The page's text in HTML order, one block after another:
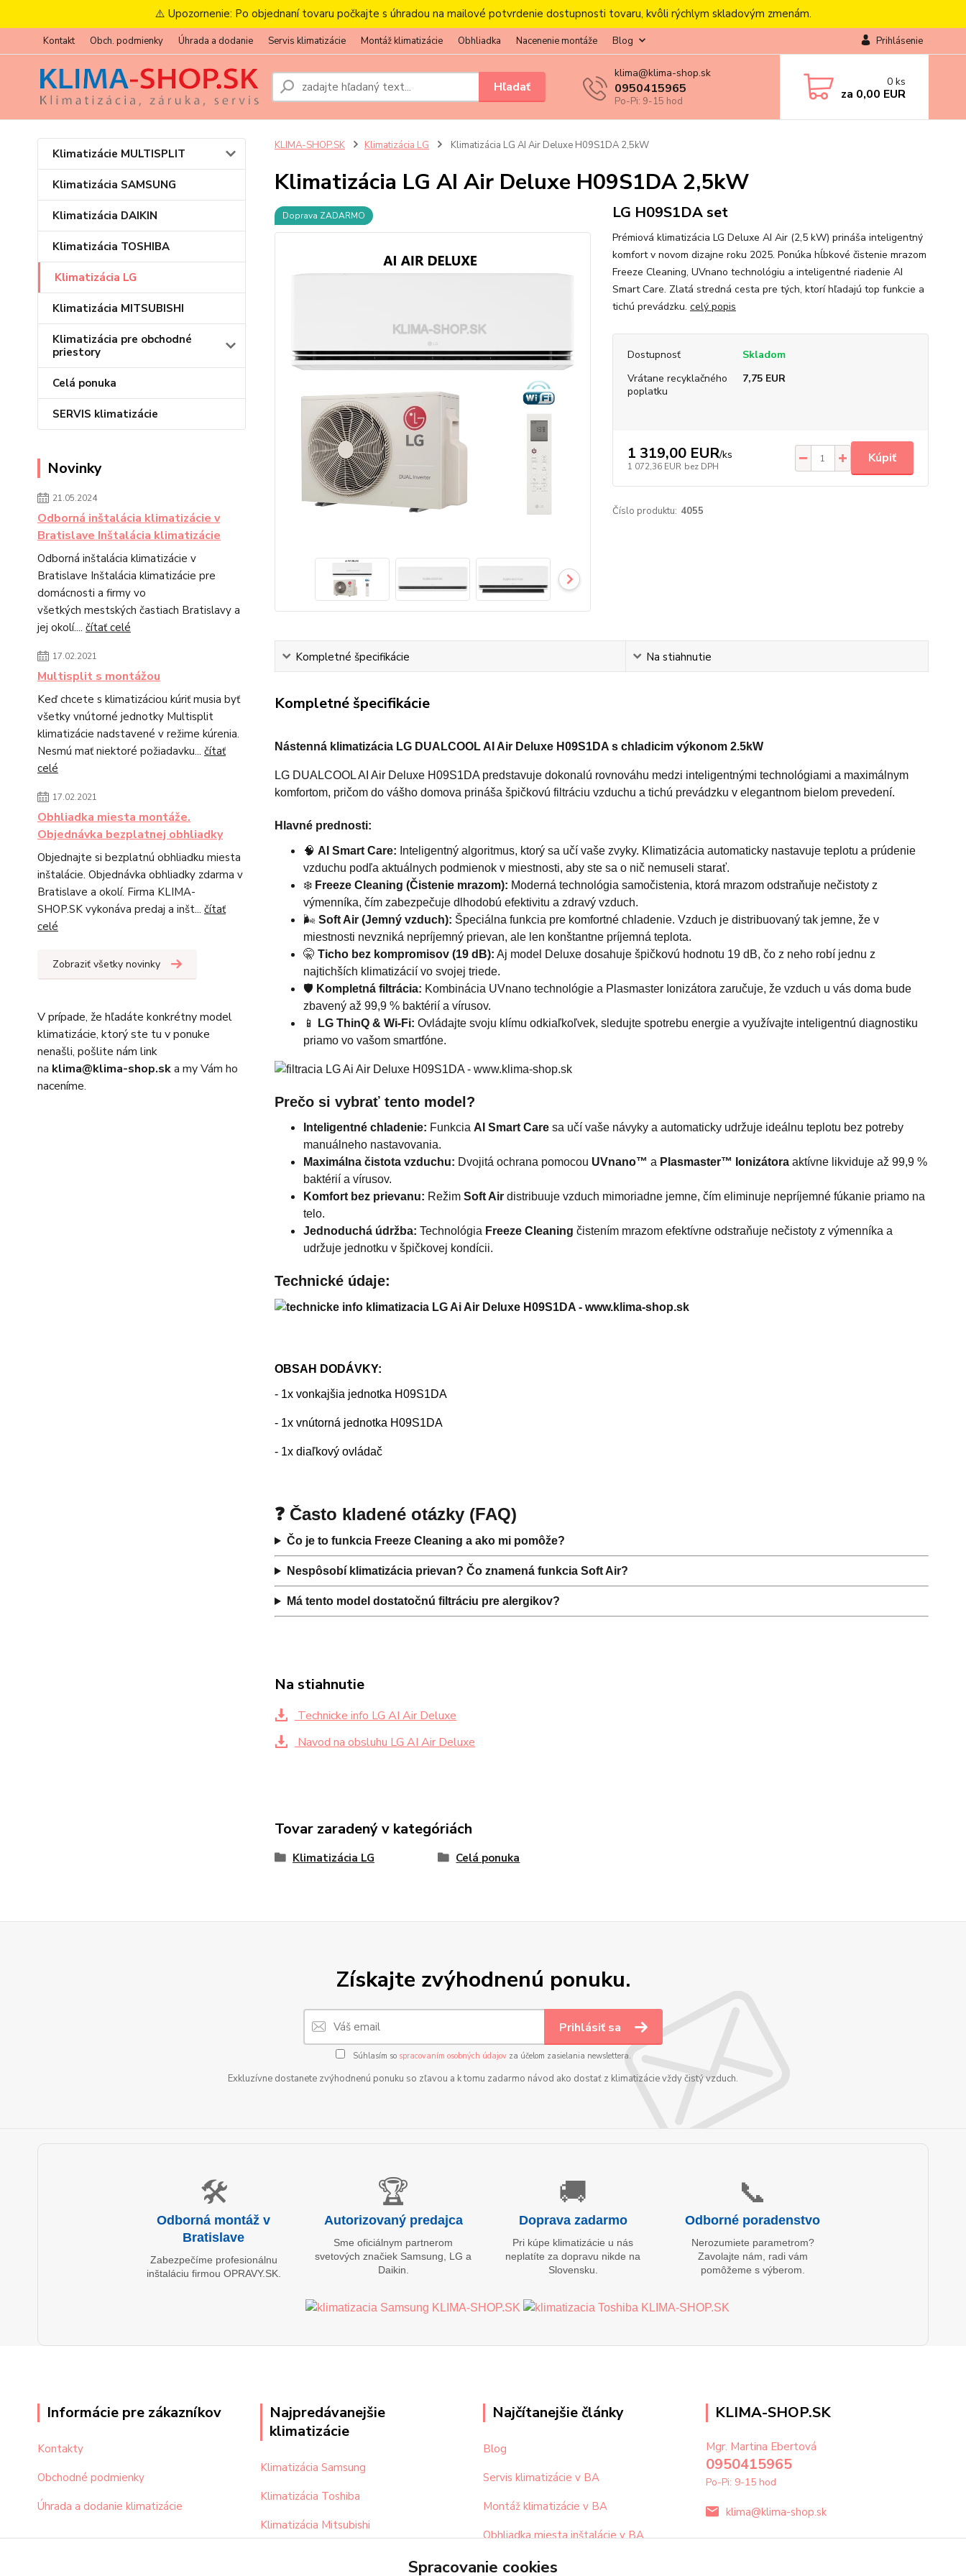
⚠️ Upozornenie: Po objednaní tovaru počkajte s úhradou na mailové potvrdenie dostupnosti tovaru, kvôli rýchlym skladovým zmenám.
Kontakt Obch. podmienky Úhrada a dodanie Servis klimatizácie Montáž klimatizácie Obhliadka Nacenenie montáže Blog Prihlásenie
Hľadať
klima@klima-shop.sk
0950415965
Po-Pi: 9-15 hod
0 ks
za 0,00 EUR
Klimatizácie MULTISPLIT
Klimatizácia SAMSUNG
Klimatizácia DAIKIN
Klimatizácia TOSHIBA
Klimatizácia LG
Klimatizácia MITSUBISHI
Klimatizácia pre obchodné
priestory
Celá ponuka
SERVIS klimatizácie
Novinky
21.05.2024
Odborná inštalácia klimatizácie v
Bratislave Inštalácia klimatizácie
Odborná inštalácia klimatizácie v
Bratislave Inštalácia klimatizácie pre
domácnosti a firmy vo
všetkých mestských častiach Bratislavy a
jej okolí.... čítať celé
17.02.2021
Multisplit s montážou
Keď chcete s klimatizáciou kúriť musia byť
všetky vnútorné jednotky Multisplit
klimatizácie nadstavené v režime kúrenia.
Nesmú mať niektoré požiadavku... čítať
celé
17.02.2021
Obhliadka miesta montáže.
Objednávka bezplatnej obhliadky
Objednajte si bezplatnú obhliadku miesta
inštalácie. Objednávka obhliadky zdarma v
Bratislave a okolí. Firma KLIMA-
SHOP.SK vykonáva predaj a inšt... čítať
celé
Zobraziť všetky novinky
V prípade, že hľadáte konkrétny model
klimatizácie, ktorý ste tu v ponuke
nenašli, pošlite nám link
na klima@klima-shop.ska my Vám ho
naceníme.
KLIMA-SHOP.SK Klimatizácia LG Klimatizácia LG AI Air Deluxe H09S1DA 2,5kW
Klimatizácia LG AI Air Deluxe H09S1DA 2,5kW
Doprava ZADARMO LG H09S1DA set
Prémiová klimatizácia LG Deluxe AI Air (2,5 kW) prináša inteligentný
komfort v novom dizajne roku 2025. Ponúka hĺbkové čistenie mrazom
Freeze Cleaning, UVnano technológiu a inteligentné riadenie AI
Smart Care. Zlatá stredná cesta pre tých, ktorí hľadajú top funkcie a
tichú prevádzku. celý popis
Dostupnosť
Skladom
Vrátane recyklačného
poplatku
7,75 EUR
1 319,00 EUR/ks
1 072,36 EUR bez DPH
Kúpiť
Číslo produktu: 4055
Kompletné špecifikácie Na stiahnutie
Kompletné špecifikácie
Nástenná klimatizácia LG DUALCOOL AI Air Deluxe H09S1DA s chladicim výkonom 2.5kW
LG DUALCOOL AI Air Deluxe H09S1DA predstavuje dokonalú rovnováhu medzi inteligentnými technológiami a maximálnym
komfortom, pričom do vášho domova prináša špičkovú filtráciu vzduchu a tichú prevádzku v elegantnom bielom prevedení.
Hlavné prednosti:
🧠 AI Smart Care: Inteligentný algoritmus, ktorý sa učí vaše zvyky. Klimatizácia automaticky nastavuje teplotu a prúdenie
vzduchu podľa aktuálnych podmienok v miestnosti, aby ste sa o nič nemuseli starať.
❄️ Freeze Cleaning (Čistenie mrazom): Moderná technológia samočistenia, ktorá mrazom odstraňuje nečistoty z
výmenníka, čím zabezpečuje dlhodobú efektivitu a zdravý vzduch.
🌬️ Soft Air (Jemný vzduch): Špeciálna funkcia pre komfortné chladenie. Vzduch je distribuovaný tak jemne, že v
miestnosti nevzniká nepríjemný prievan, ale len konštantne príjemná teplota.
🤫 Ticho bez kompromisov (19 dB): Aj model Deluxe dosahuje špičkovú hodnotu 19 dB, čo z neho robí jednu z
najtichších klimatizácií vo svojej triede.
🛡️ Kompletná filtrácia: Kombinácia UVnano technológie a Plasmaster Ionizátora zaručuje, že vzduch u vás doma bude
zbavený až 99,9 % baktérií a vírusov.
📱
LG ThinQ & Wi-Fi: Ovládajte svoju klímu odkiaľkoľvek, sledujte spotrebu energie a využívajte inteligentnú diagnostiku
priamo vo vašom smartfóne.
Prečo si vybrať tento model?
Inteligentné chladenie: Funkcia AI Smart Caresa učí vaše návyky a automaticky udržuje ideálnu teplotu bez potreby
manuálneho nastavovania.
Maximálna čistota vzduchu: Dvojitá ochrana pomocou UVnano™ a Plasmaster™ Ionizátoraaktívne likviduje až 99,9 %
baktérií a vírusov.
Komfort bez prievanu: Režim Soft Airdistribuuje vzduch mimoriadne jemne, čím eliminuje nepríjemné fúkanie priamo na
telo.
Jednoduchá údržba: Technológia Freeze Cleaning čistením mrazom efektívne odstraňuje nečistoty z výmenníka a
udržuje jednotku v špičkovej kondícii.
Technické údaje:
OBSAH DODÁVKY:
- 1x vonkajšia jednotka H09S1DA
- 1x vnútorná jednotka H09S1DA
- 1x diaľkový ovládač
❓ Často kladené otázky (FAQ)
Čo je to funkcia Freeze Cleaning a ako mi pomôže?
Nespôsobí klimatizácia prievan? Čo znamená funkcia Soft Air?
Má tento model dostatočnú filtráciu pre alergikov?
Na stiahnutie
Technicke info LG AI Air Deluxe
Navod na obsluhu LG AI Air Deluxe
Tovar zaradený v kategóriách
Klimatizácia LG Celá ponuka
Získajte zvýhodnenú ponuku.
Prihlásiť sa
Súhlasím so spracovaním osobných údajovza účelom zasielania newslettera.
Exkluzívne dostanete zvýhodnenú ponuku so zľavou a k tomu zadarmo návod ako dostať z klimatizácie vždy čistý vzduch.
🛠️
Odborná montáž v
Bratislave
Zabezpečíme profesionálnu
inštaláciu firmou OPRAVY.SK.
🏆
Autorizovaný predajca
Sme oficiálnym partnerom
svetových značiek Samsung, LG a
Daikin.
🚚
Doprava zadarmo
Pri kúpe klimatizácie u nás
neplatíte za dopravu nikde na
Slovensku.
📞
Odborné poradenstvo
Nerozumiete parametrom?
Zavolajte nám, radi vám
pomôžeme s výberom.
Informácie pre zákazníkov
Kontakty
Obchodné podmienky
Úhrada a dodanie klimatizácie
Najpredávanejšie
klimatizácie
Klimatizácia Samsung
Klimatizácia Toshiba
Klimatizácia Mitsubishi
Najčítanejšie články
Blog
Servis klimatizácie v BA
Montáž klimatizácie v BA
Obhliadka miesta inštalácie v BA
KLIMA-SHOP.SK
Mgr. Martina Ebertová
0950415965
Po-Pi: 9-15 hod
klima@klima-shop.sk
Spracovanie cookies